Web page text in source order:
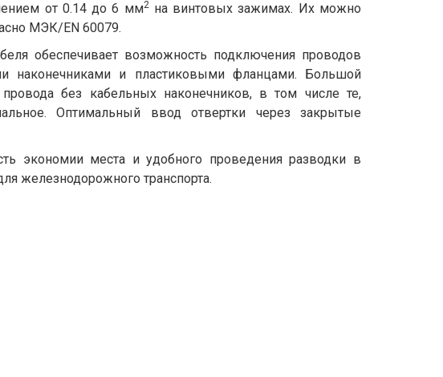
от 0.14 до 6 мм2на винтовых зажимах. Их можно
МЭК/EN 60079.
обеспечивает возможность подключения проводов
наконечниками и пластиковыми фланцами. Большой
без кабельных наконечников, в том числе те,
Оптимальный ввод отвертки через закрытые
экономии места и удобного проведения разводки в
железнодорожного транспорта.